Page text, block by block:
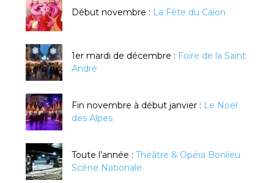
Début novembre : La Fête du Caïon
1er mardi de décembre : Foire de la Saint
André
Fin novembre à début janvier : Le Noël
des Alpes
Toute l’année : Théâtre & Opéra Bonlieu
Scène Nationale